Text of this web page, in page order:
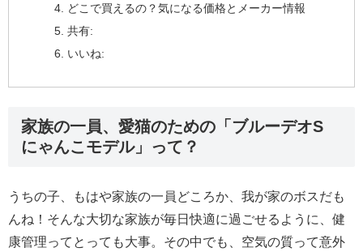
どこで買えるの？気になる価格とメーカー情報
共有:
いいね:
家族の一員、愛猫のための「ブルーデオS
にゃんこモデル」って？
うちの子、もはや家族の一員どころか、我が家のボスだも
んね！そんな大切な家族が毎日快適に過ごせるように、健
康管理ってとっても大事。その中でも、空気の質って意外